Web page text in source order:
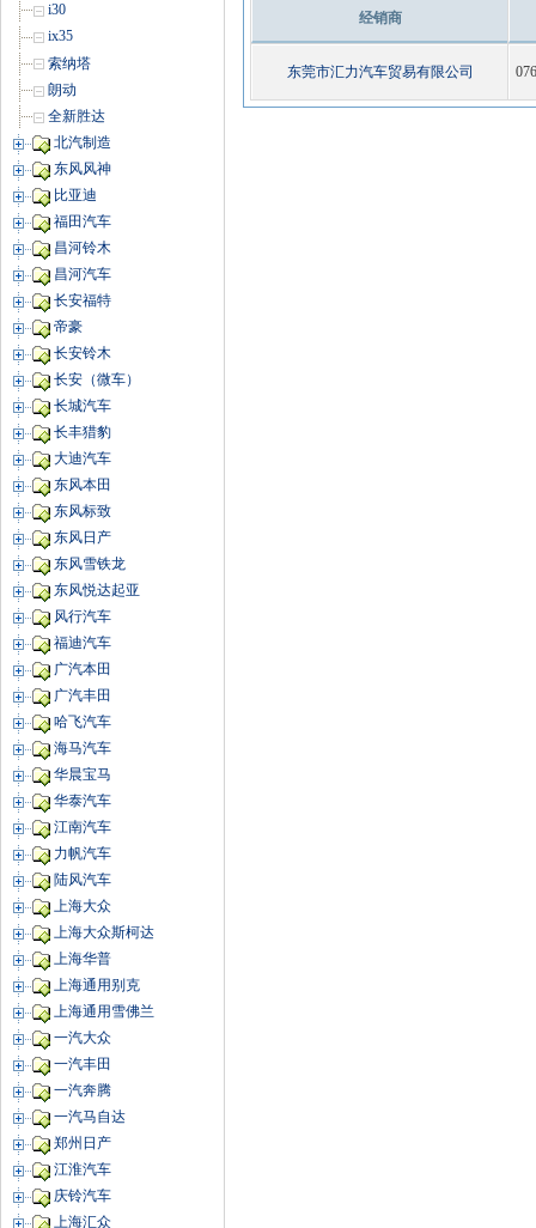
经销商
东莞市汇力汽车贸易有限公司
i30
ix35
索纳塔
朗动
全新胜达
北汽制造
东风风神
比亚迪
福田汽车
昌河铃木
昌河汽车
长安福特
帝豪
长安铃木
长安（微车）
长城汽车
长丰猎豹
大迪汽车
东风本田
东风标致
东风日产
东风雪铁龙
东风悦达起亚
风行汽车
福迪汽车
广汽本田
广汽丰田
哈飞汽车
海马汽车
华晨宝马
华泰汽车
江南汽车
力帆汽车
陆风汽车
上海大众
上海大众斯柯达
上海华普
上海通用别克
上海通用雪佛兰
一汽大众
一汽丰田
一汽奔腾
一汽马自达
郑州日产
江淮汽车
庆铃汽车
上海汇众